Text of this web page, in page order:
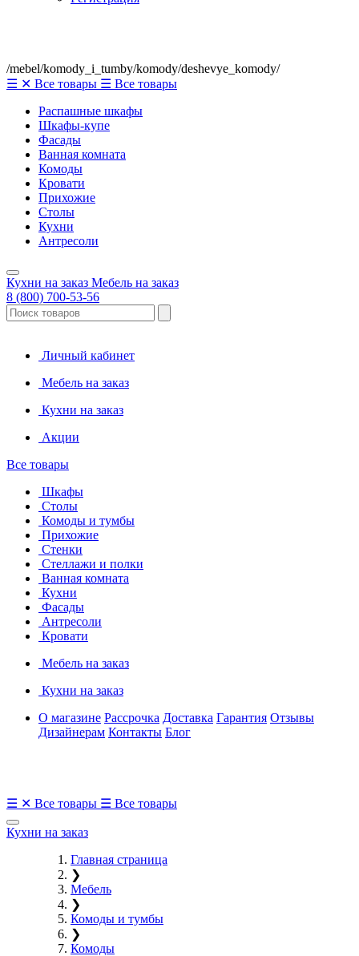
/mebel/komody_i_tumby/komody/deshevye_komody/
☰ ✕ Все товары ☰ Все товары
Распашные шкафы
Шкафы-купе
Фасады
Ванная комната
Комоды
Кровати
Прихожие
Столы
Кухни
Антресоли
Кухни на заказ Мебель на заказ
8 (800) 700-53-56
Личный кабинет
Мебель на заказ
Кухни на заказ
Акции
Все товары
Шкафы
Столы
Комоды и тумбы
Прихожие
Стенки
Стеллажи и полки
Ванная комната
Кухни
Фасады
Антресоли
Кровати
Мебель на заказ
Кухни на заказ
О магазине Рассрочка Доставка Гарантия Отзывы
Дизайнерам Контакты Блог
☰ ✕ Все товары ☰ Все товары
Кухни на заказ
Главная страница
❯
Мебель
❯
Комоды и тумбы
❯
Комоды